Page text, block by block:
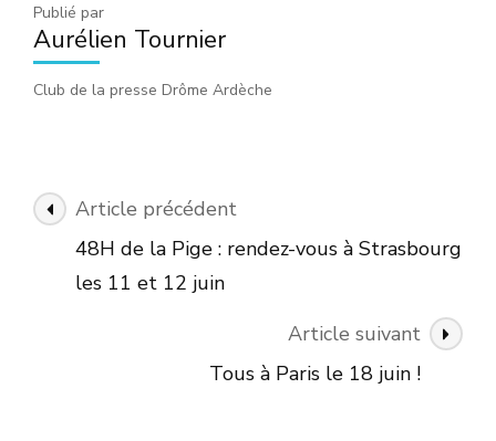
Publié par
Aurélien Tournier
Club de la presse Drôme Ardèche
Navigation
des
articles
Article précédent
48H de la Pige : rendez-vous à Strasbourg
les 11 et 12 juin
Article suivant
Tous à Paris le 18 juin !